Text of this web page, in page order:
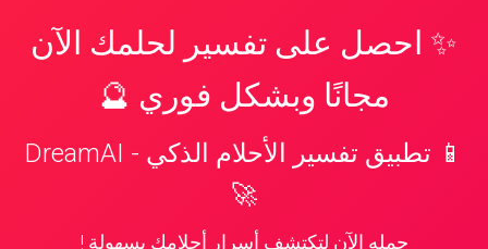
✨ احصل على تفسير لحلمك الآن
مجانًا وبشكل فوري 🔮
📱 تطبيق تفسير الأحلام الذكي - DreamAI
🚀
حمله الآن لتكتشف أسرار أحلامك بسهولة !